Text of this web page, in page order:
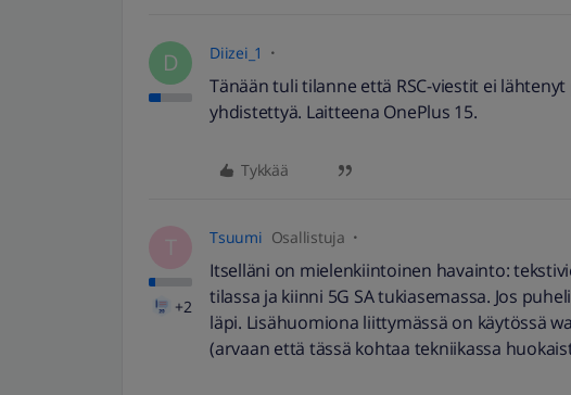
D Diizei_1
Tänään tuli tilanne että RSC-viestit ei
yhdistettyä. Laitteena OnePlus 15.
Tykkää
T
+2
Tsuumi Osallistuja
Itselläni on mielenkiintoinen havainto:
tilassa ja kiinni 5G SA tukiasemassa. Jos
läpi. Lisähuomiona liittymässä on käytössä
(arvaan että tässä kohtaa tekniikassa